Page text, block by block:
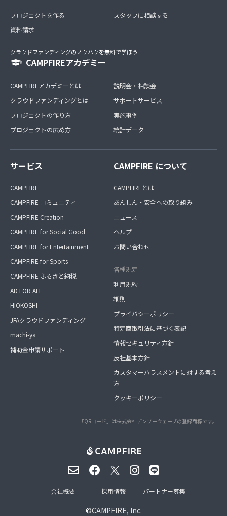
プロジェクトを作る
資料請求
スタッフに相談する
クラウドファンディングのノウハウを無料で学ぼう
CAMPFIREアカデミー
CAMPFIREアカデミーとは
クラウドファンディングとは
プロジェクトの作り方
プロジェクトの広め方
説明会・相談会
サポートサービス
実施事例
統計データ
サービス
CAMPFIRE
CAMPFIRE コミュニティ
CAMPFIRE Creation
CAMPFIRE for Social Good
CAMPFIRE for Entertainment
CAMPFIRE for Sports
CAMPFIRE ふるさと納税
AD FOR ALL
HIOKOSHI
JFAクラウドファンディング
machi-ya
補助金申請サポート
CAMPFIRE について
CAMPFIREとは
あんしん・安全への取り組み
ニュース
ヘルプ
お問い合わせ
各種規定
利用規約
細則
プライバシーポリシー
特定商取引法に基づく表記
情報セキュリティ方針
反社基本方針
カスタマーハラスメントに対する考え
方
クッキーポリシー
「QRコード」は株式会社デンソーウェーブの登録商標です。
©CAMPFIRE, Inc.
会社概要 採用情報 パートナー募集